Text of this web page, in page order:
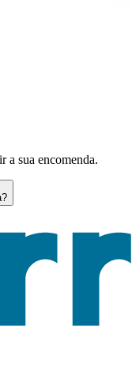
a sua encomenda.